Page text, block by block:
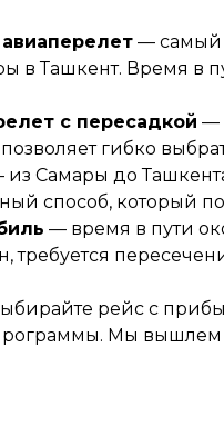
— самый
в Ташкент. Время в
с пересадкой —
гибко
из Самары до
способ, который
— время в пути
требуется
рейс с
Мы